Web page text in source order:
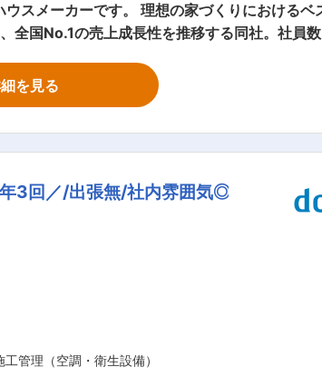
全国No.1の売上成長性を推移する同社。社員
連携しお客様の想いがつまったマイホームを
みの同社の住宅はお客様に応じ様々。しっかり
つくっていくという気概の元働いています。
、理解があってこそ、楽しく仕事ができる」と
大会、バーベキュー、夏には家族キャンプ、
、はたらき方改革にも注力。お客様のご都合
を見る
3回／/出張無/社内雰囲気◎
管理（空調・衛生設備）